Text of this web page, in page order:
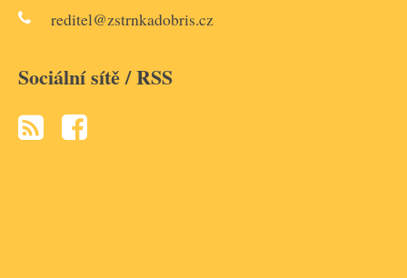
reditel@zstrnkadobris.cz
Sociální sítě / RSS